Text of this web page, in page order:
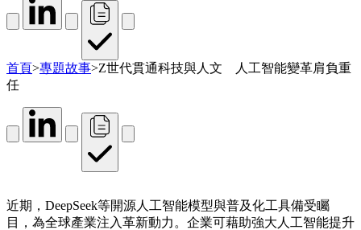
首頁>專題故事>Z世代貫通科技與人文 人工智能變革肩負重
任
近期，DeepSeek等開源人工智能模型與普及化工具備受矚
目，為全球產業注入革新動力。企業可藉助強大人工智能提升